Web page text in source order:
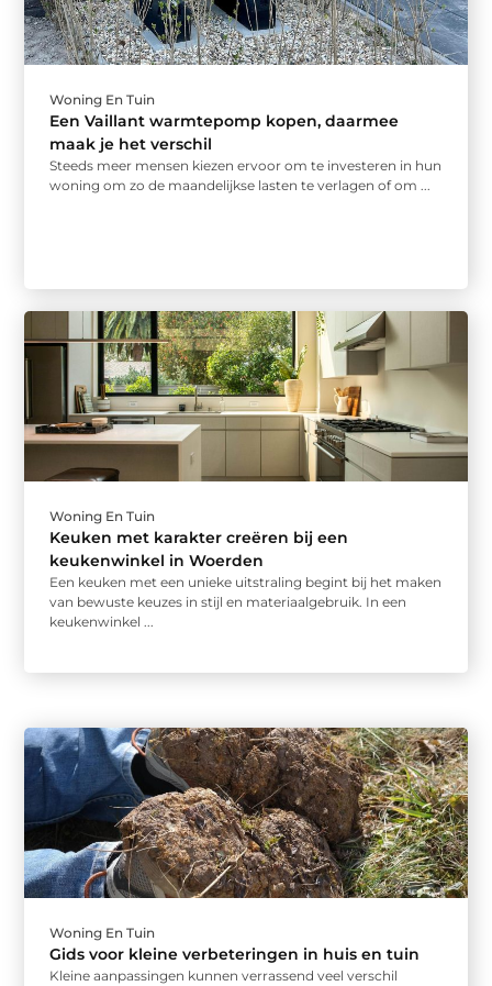
Woning En Tuin
Een Vaillant warmtepomp kopen, daarmee
maak je het verschil
Steeds meer mensen kiezen ervoor om te investeren in hun
woning om zo de maandelijkse lasten te verlagen of om ...
Woning En Tuin
Keuken met karakter creëren bij een
keukenwinkel in Woerden
Een keuken met een unieke uitstraling begint bij het maken
van bewuste keuzes in stijl en materiaalgebruik. In een
keukenwinkel ...
Woning En Tuin
Gids voor kleine verbeteringen in huis en tuin
Kleine aanpassingen kunnen verrassend veel verschil